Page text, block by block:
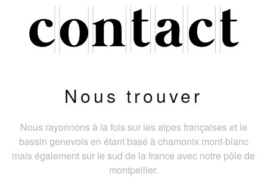
Nous trouver
Nous rayonnons à la fois sur les alpes françaises et le
bassin genevois en étant basé à chamonix mont-blanc
mais également sur le sud de la france avec notre pôle de
montpellier.